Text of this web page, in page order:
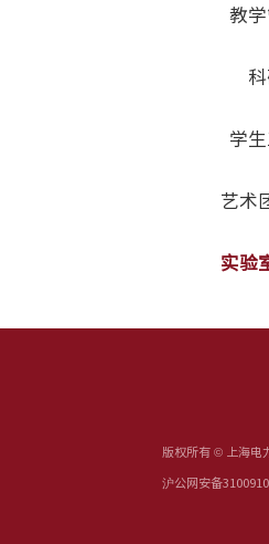
教
学
艺术
实验
版权所有 © 上海电
沪公网安备